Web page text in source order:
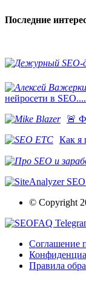
Последние
нейросети в SEO....
​🚨
Как я
© Copyright
Соглашение
Правила